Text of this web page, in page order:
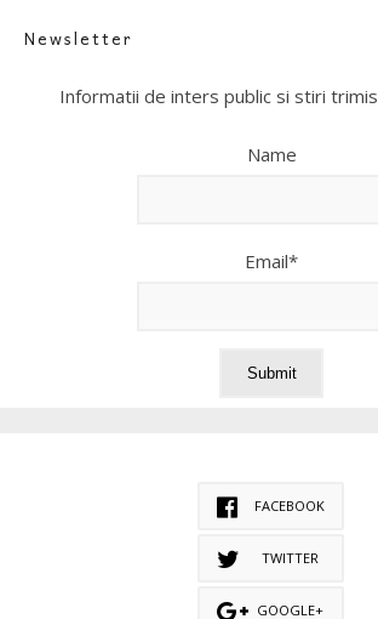
Newsletter
Informatii de inters public si stiri
Name
Email*
FACEBOOK
TWITTER
GOOGLE+